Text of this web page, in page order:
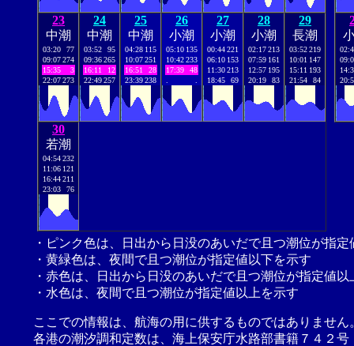
23
中潮
03:20
77
09:07274
15:35
3
22:07273
24
中潮
03:52
95
09:36265
16:11
12
22:49257
25
中潮
04:28 115
10:07251
16:51
28
23:39238
26
小潮
05:10 135
10:42233
17:39
48
27
小潮
00:44221
06:10 153
11:30213
18:45
69
28
小潮
02:17213
07:59 161
12:57 195
20:19
83
29
長潮
03:52219
10:01 147
15:11 193
21:54
84
30
若潮
04:54232
11:06 121
16:44211
23:03
76
・ピンク色は、日出から日没のあいだで且つ潮位が指
・黄緑色は、夜間で且つ潮位が指定値以下を示す
・赤色は、日出から日没のあいだで且つ潮位が指定値以
・水色は、夜間で且つ潮位が指定値以上を示す
ここでの情報は、航海の用に供するものではありませ
各港の潮汐調和定数は、海上保安庁水路部書籍７４２